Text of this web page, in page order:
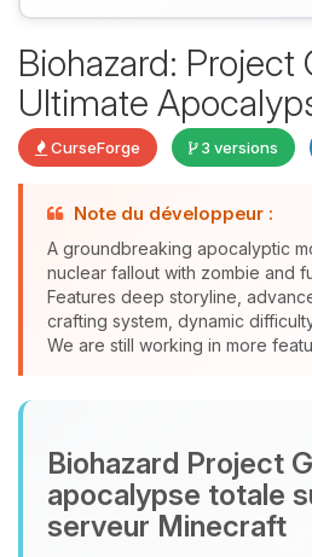
Biohazard: Project
Ultimate
CurseForge 3 versions
Note du développeur :
A groundbreaking apocalyptic
nuclear fallout with zombie and
Features deep storyline,
crafting system, dynamic
We are still working in more
Biohazard Project
apocalypse totale
serveur Minecraft
parler ! Moi c’est
assistant BoxToPlay.
tu as besoin et je
petits circuits pour